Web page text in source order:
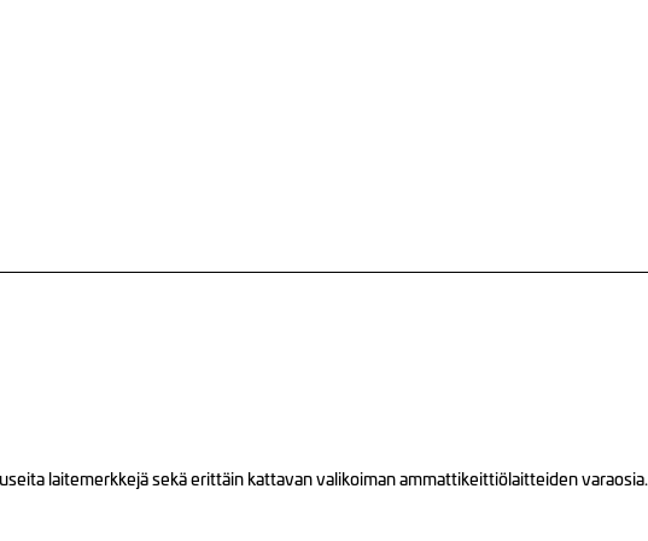
laitemerkkejä sekä erittäin kattavan valikoiman ammattikeittiölaitteiden varaosia.